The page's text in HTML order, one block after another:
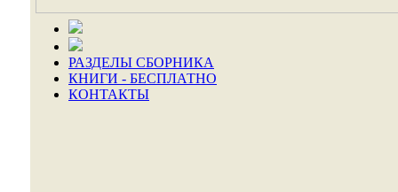
РАЗДЕЛЫ СБОРНИКА
КНИГИ - БЕСПЛАТНО
КОНТАКТЫ